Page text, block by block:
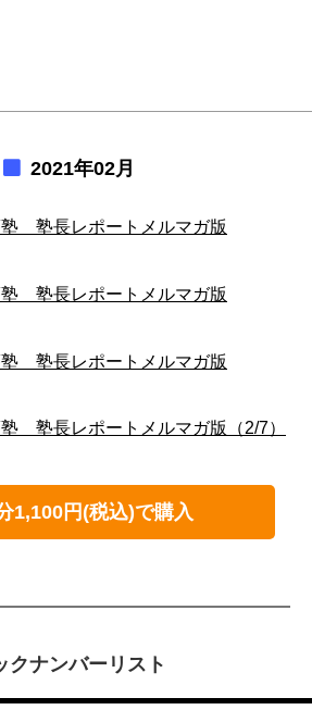
2021年02月
塾長レポートメルマガ版
塾長レポートメルマガ版
塾長レポートメルマガ版
塾長レポートメルマガ版（2/7）
1,100円(税込)で購入
クナンバーリスト